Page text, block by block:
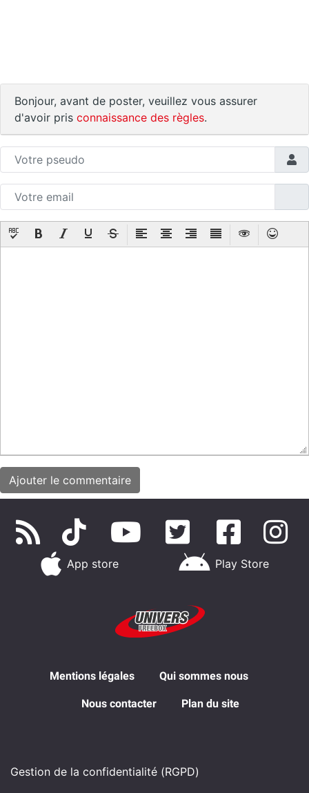
Bonjour, avant de poster, veuillez vous assurer
d'avoir pris connaissance des règles.
App store Play Store
Mentions légales Qui sommes nous
Nous contacter Plan du site
Gestion de la confidentialité (RGPD)